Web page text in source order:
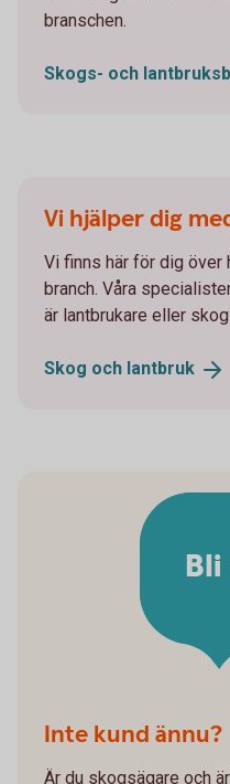
branschen.
Skogs- och
Vi hjälper dig
Vi finns här för dig över
branch. Våra
är lantbrukare eller
Skog och lantbruk
Bli
Inte kund ännu?
Är du skogsägare och